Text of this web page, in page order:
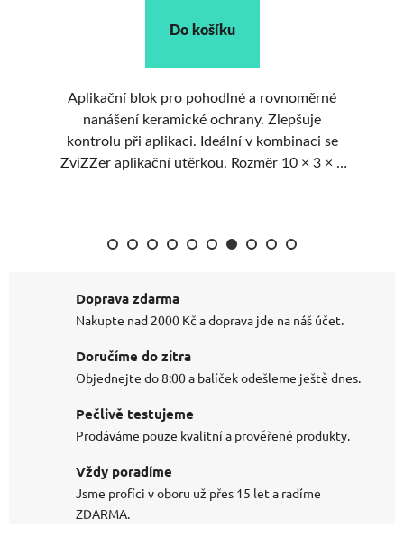
Do košíku
Aplikační blok pro pohodlné a rovnoměrné
nanášení keramické ochrany. Zlepšuje
kontrolu při aplikaci. Ideální v kombinaci se
ZviZZer aplikační utěrkou. Rozměr 10 × 3 × 2
Doprava zdarma
Nakupte nad 2000 Kč a doprava jde na náš účet.
Doručíme do zítra
Objednejte do 8:00 a balíček odešleme ještě dnes.
Pečlivě testujeme
Prodáváme pouze kvalitní a prověřené produkty.
Vždy poradíme
Jsme profíci v oboru už přes 15 let a radíme
ZDARMA.